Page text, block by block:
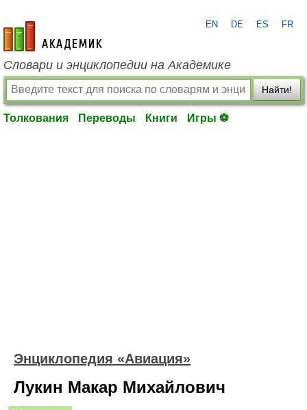
academic.ru
EN DE ES FR
Словари и энциклопедии на Академике
Найти!
Толкования Переводы Книги Игры ⚽
Энциклопедия «Авиация»
Лукин Макар Михайлович